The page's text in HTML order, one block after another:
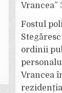
Vrancea”
Fostul
ordinii
Vrancea